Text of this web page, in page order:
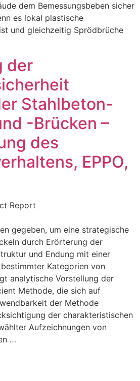
dem Bemessungsbeben sicher
es lokal plastische
und gleichzeitig Sprödbrüche
der
Stahlbeton-
-Brücken –
des
EPPO,
Report
gegeben, um eine strategische
durch Erörterung der
und Endung mit einer
Kategorien von
analytische Vorstellung der
Methode, die sich auf
der Methode
der charakteristischen
Aufzeichnungen von
…